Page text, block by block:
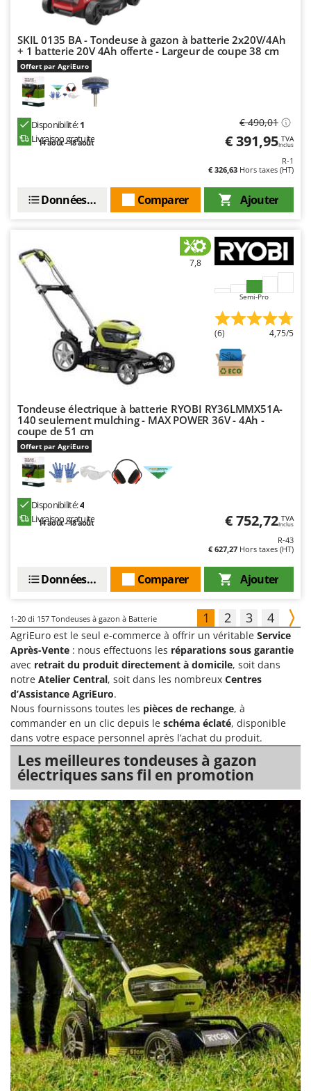
SKIL 0135 BA - Tondeuse à gazon à batterie 2x20V/4Ah
+ 1 batterie 20V 4Ah offerte - Largeur de coupe 38 cm
Offert par AgriEuro
Disponibilité:1
Livraison gratuite
14 août - 18 août
€ 490,01
€ 391,95 TVA
Inclus
R-1
€ 326,63 Hors taxes (HT)
Ajouter
Comparer
Données techniques
7,8
Semi-Pro
(6) 4,75/5
Tondeuse électrique à batterie RYOBI RY36LMMX51A-
140 seulement mulching - MAX POWER 36V - 4Ah -
coupe de 51 cm
Offert par AgriEuro
Disponibilité:4
Livraison gratuite
14 août - 18 août € 752,72 TVA
Inclus
R-43
€ 627,27 Hors taxes (HT)
Ajouter
Comparer
Données techniques
1-20 di 157 Tondeuses à gazon à Batterie 1 2 3 4
AgriEuro est le seul e-commerce à offrir un véritable Service
Après-Vente : nous effectuons les réparations sous garantie
avec retrait du produit directement à domicile, soit dans
notre Atelier Central, soit dans les nombreux Centres
d’Assistance AgriEuro.
Nous fournissons toutes les pièces de rechange, à
commander en un clic depuis le schéma éclaté, disponible
dans votre espace personnel après l’achat du produit.
Les meilleures tondeuses à gazon
électriques sans fil en promotion